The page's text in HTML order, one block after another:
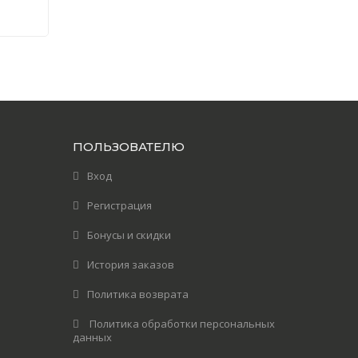
ПОЛЬЗОВАТЕЛЮ
Вход
Регистрация
Бонусы и скидки
История заказов
Политика возврата
Политика обработки персональных
данных